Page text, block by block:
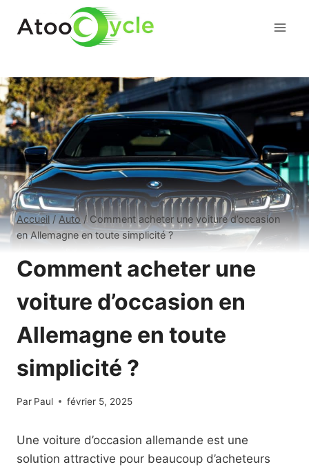
Accueil / Auto / Comment acheter une voiture d’occasion
en Allemagne en toute simplicité ?
Comment acheter une
voiture d’occasion en
Allemagne en toute
simplicité ?
Par Paul février 5, 2025
Une voiture d’occasion allemande est une
solution attractive pour beaucoup d’acheteurs